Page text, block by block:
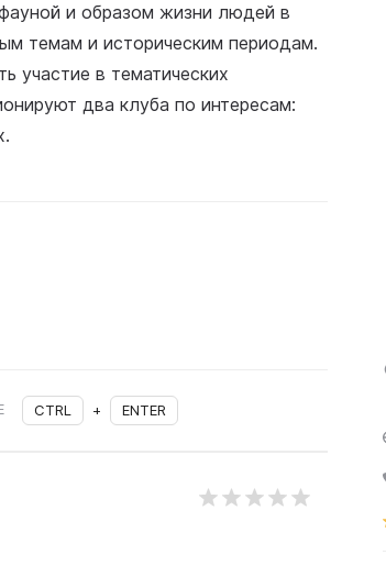
и образом жизни людей в
темам и историческим периодам.
участие в тематических
два клуба по интересам:
CTRL + ENTER